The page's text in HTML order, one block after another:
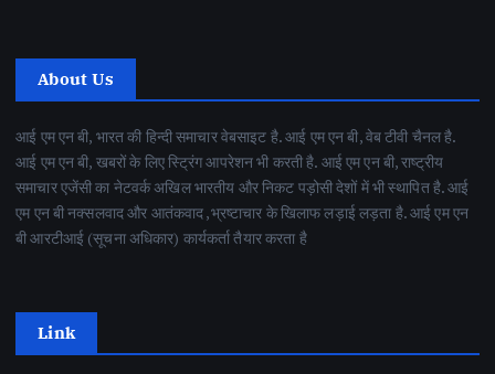
About Us
आई एम एन बी, भारत की हिन्दी समाचार वेबसाइट है. आई एम एन बी, वेब टीवी चैनल है.
आई एम एन बी, खबरों के लिए स्ट्रिंग आपरेशन भी करती है. आई एम एन बी, राष्ट्रीय
समाचार एजेंसी का नेटवर्क अखिल भारतीय और निकट पड़ोसी देशों में भी स्थापित है. आई
एम एन बी नक्सलवाद और आतंकवाद ,भ्रष्टाचार के खिलाफ लड़ाई लड़ता है. आई एम एन
बी आरटीआई (सूचना अधिकार) कार्यकर्ता तैयार करता है
Link